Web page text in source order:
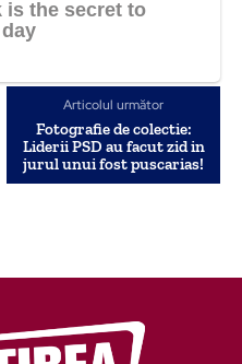
Articolul următor
Fotografie de colectie:
Liderii PSD au facut zid in
jurul unui fost puscarias!